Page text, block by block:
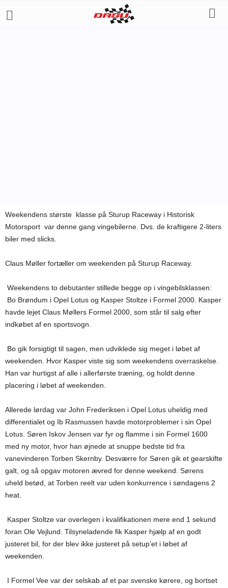
Weekendens største klasse på Sturup Raceway i Historisk
Motorsport var denne gang vingebilerne. Dvs. de kraftigere 2-liters
biler med slicks.
Claus Møller fortæller om weekenden på Sturup Raceway.
Weekendens to debutanter stillede begge op i vingebilsklassen:
Bo Brøndum i Opel Lotus og Kasper Stoltze i Formel 2000. Kasper
havde lejet Claus Møllers Formel 2000, som står til salg efter
indkøbet af en sportsvogn.
Bo gik forsigtigt til sagen, men udviklede sig meget i løbet af
weekenden. Hvor Kasper viste sig som weekendens overraskelse.
Han var hurtigst af alle i allerførste træning, og holdt denne
placering i løbet af weekenden.
Allerede lørdag var John Frederiksen i Opel Lotus uheldig med
differentialet og Ib Rasmussen havde motorproblemer i sin Opel
Lotus. Søren Iskov Jensen var fyr og flamme i sin Formel 1600
med ny motor, hvor han øjnede at snuppe bedste tid fra
vanevinderen Torben Skernby. Desværre for Søren gik et gearskifte
galt, og så opgav motoren ævred for denne weekend. Sørens
uheld betød, at Torben reelt var uden konkurrence i søndagens 2
heat.
Kasper Stoltze var overlegen i kvalifikationen mere end 1 sekund
foran Ole Vejlund. Tilsyneladende fik Kasper hjælp af en godt
justeret bil, for der blev ikke justeret på setup’et i løbet af
weekenden.
I Formel Vee var der selskab af et par svenske kørere, og bortset